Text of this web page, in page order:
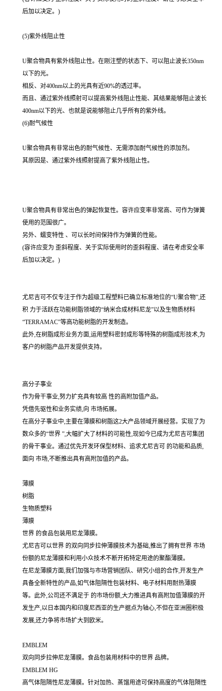
后加以决定。)
(5)紫外线阻止性
U聚合物具有紫外线阻止性。在刚注塑的状态下、可以阻止波长350nm
以下的光。
相反、对400nm以上的光具有近90%的透过率。
而且、通过紫外线照射可以提高紫外线阻止性能、其结果能够阻止波长
400nm以下的光、也就是说能够阻止几乎所有的紫外线。
(6)耐气候性
U聚合物具有非常出色的耐气候性、无需添加耐气候性的添加剂。
其原因是、通过紫外线照射提高了紫外线阻止性。
U聚合物具有非常出色的弹起恢复性。容许应变率非常高、可作为弹簧
使用的范围很广。
另外、蠕变特性 、可以长时间保持作为弹簧的性能。
(容许应变为 歪斜程度、关于实际使用时的歪斜程度、请在考虑安全率
后加以决定。)
尤尼吉可不仅专注于作为超级工程塑料已确立标准地位的“U聚合物”,还
积 力于活跃在功能树脂领域的“纳米合成材料尼龙”以及生物质材料
“TERRAMAC”等高功能树脂的开发制造。
此外,在树脂成形业务方面,运用塑料密封成形等特殊的树脂成形技术,为
客户的树脂产品开发提供支持。
高分子事业
作为骨干事业,努力扩充具有较高 性的高附加值产品。
凭借先驱性和业务实绩,向 市场拓展。
在高分子事业中,主要在薄膜和树脂这2大产品领域开展经营。实现了为
数众多的“世界 ”,大幅扩大了材料的可能性,现如今已成为尤尼吉可集团
的骨干事业。通过优先开发环保型材料、追求尤尼吉可 的功能和品质,
面向 市场,不断推出具有高附加值的产品。
薄膜
树脂
生物质塑料
薄膜
世界 的食品包装用尼龙薄膜。
尤尼吉可以世界 的双向同步拉伸薄膜技术为基础,推出了拥有世界 市场
份额的尼龙薄膜和利用小众技术不断开拓特定用途的聚酯薄膜。
在尼龙薄膜方面,我们加强与市场营销团队、研究小组的合作,开发生产
具备全新特性的产品,如气体阻隔性包装材料、电子材料用耐热薄膜
等。此外,公司还不满足于 的市场份额,大力推进具有高附加值薄膜的开
发生产,以日本国内和印度尼西亚的生产据点为轴心,不但在亚洲圈积极
发展,还力争将市场扩大到欧米。
EMBLEM
双向同步拉伸尼龙薄膜。食品包装用材料中的世界 品牌。
EMBLEM HG
高气体阻隔性尼龙薄膜。针对加热、蒸馏用途可保持高度的气体阻隔性